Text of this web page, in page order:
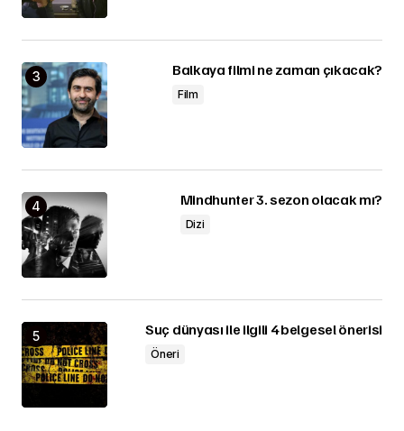
Balkaya filmi ne zaman çıkacak?
Film
Mindhunter 3. sezon olacak mı?
Dizi
Suç dünyası ile ilgili 4 belgesel önerisi
Öneri